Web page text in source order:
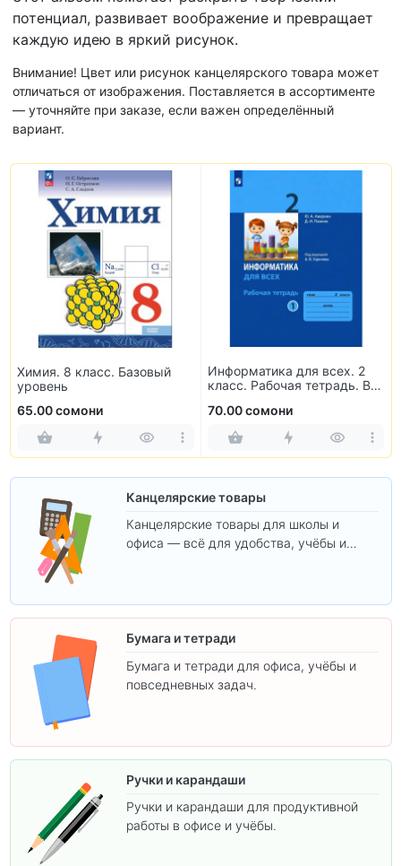
потенциал, развивает воображение и превращает
каждую идею в яркий рисунок.
Внимание! Цвет или рисунок канцелярского товара может
отличаться от изображения. Поставляется в ассортименте
— уточняйте при заказе, если важен определённый
вариант.
Химия. 8 класс. Базовый
уровень
65.00 сомони
Информатика для всех. 2
класс. Рабочая тетрадь. В
70.00 сомони
Канцелярские товары
Канцелярские товары для школы и
офиса — всё для удобства, учёбы и
Бумага и тетради
Бумага и тетради для офиса, учёбы и
повседневных задач.
Ручки и карандаши
Ручки и карандаши для продуктивной
работы в офисе и учёбы.